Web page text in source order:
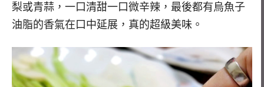
梨或青蒜，一口清甜一口微辛辣，最後都有烏魚子
油脂的香氣在口中延展，真的超級美味。